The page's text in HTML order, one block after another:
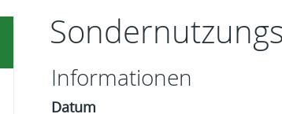
Inhalt
Informationen
Datum